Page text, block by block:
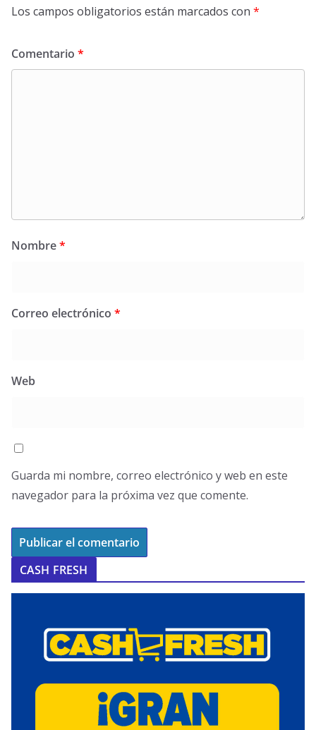
Los campos obligatorios están marcados con *
Comentario *
Nombre*
Correo electrónico *
Web
Guarda mi nombre, correo electrónico y web en este
navegador para la próxima vez que comente.
CASH FRESH